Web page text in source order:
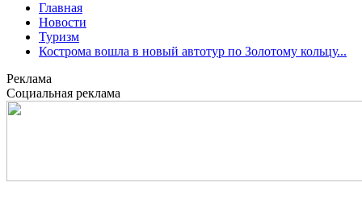
Главная
Новости
Туризм
Кострома вошла в новый автотур по Золотому кольцу...
Реклама
Социальная реклама